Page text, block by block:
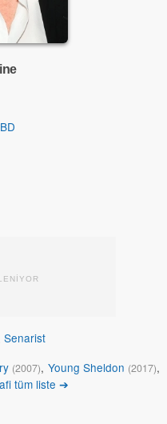
Senarist
(2007), Young Sheldon (2017),
tüm liste ➔